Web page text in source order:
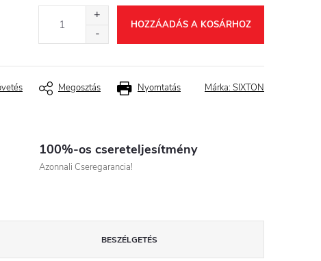
HOZZÁADÁS A KOSÁRHOZ
Nyomtatás
Megosztás Márka: SIXTON
100%-os csereteljesítmény
Azonnali Cseregarancia!
BESZÉLGETÉS